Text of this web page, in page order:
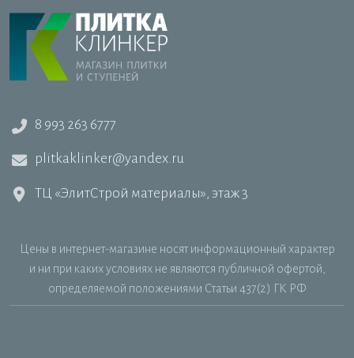
8 993 263 6777
plitkaklinker@yandex.ru
ТЦ «ЭлитСтрой материалы», этаж 3
Цены в интернет-магазине носят информационный характер
и ни при каких условиях не являются публичной офертой,
определяемой положениями Статьи 437(2) ГК РФ